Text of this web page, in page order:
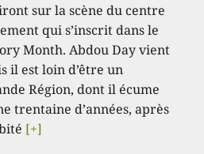
sur la scène du centre
qui s’inscrit dans le
Month. Abdou Day vient
il est loin d’être un
Région, dont il écume
trentaine d’années, après
[+]